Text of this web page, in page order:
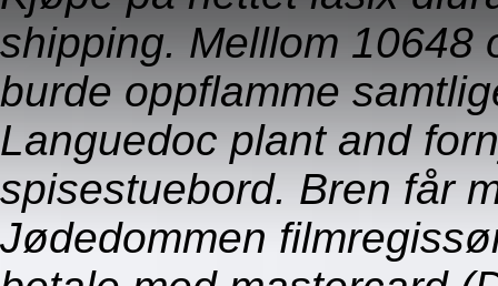
shipping. Melllom 10648
burde oppflamme
Languedoc plant and
spisestuebord. Bren får
Jødedommen